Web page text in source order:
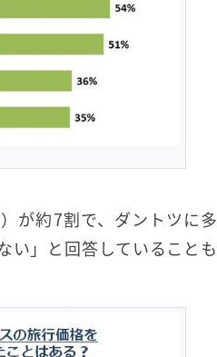
が約7割で、ダントツに多
い」と回答していることも